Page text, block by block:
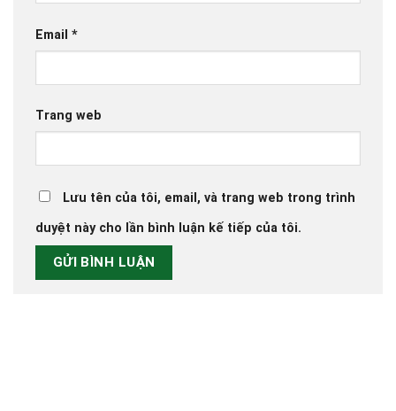
Email *
Trang web
Lưu tên của tôi, email, và trang web trong trình
duyệt này cho lần bình luận kế tiếp của tôi.